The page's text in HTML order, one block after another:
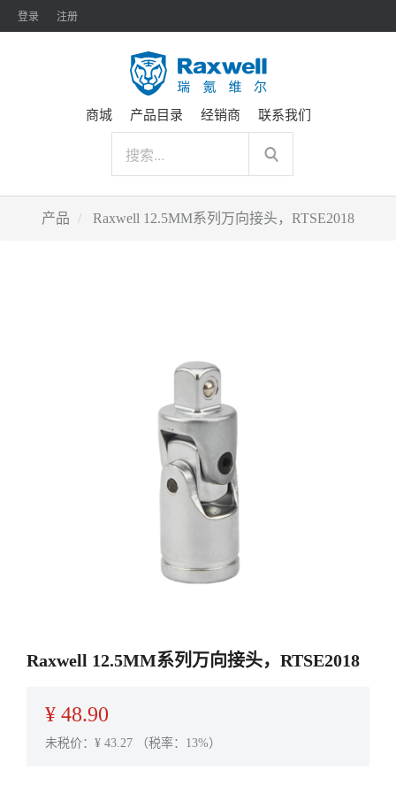
登录 注册
商城 产品目录 经销商 联系我们
产品 Raxwell 12.5MM系列万向接头，RTSE2018
Raxwell 12.5MM系列万向接头，RTSE2018
¥ 48.90
未税价：¥ 43.27 （税率：13%）